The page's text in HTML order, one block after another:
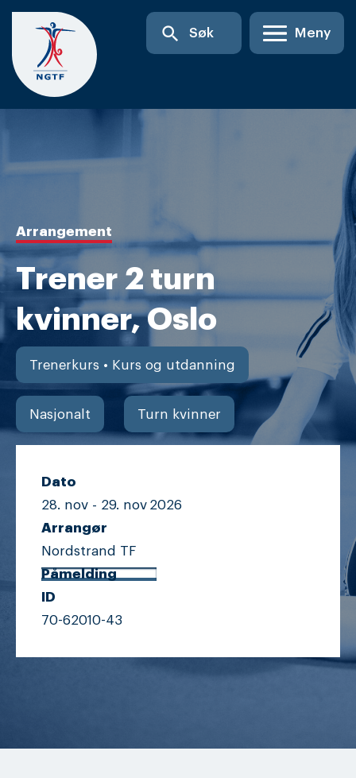
Skip
content
search Søk Meny
Arrangement
Trener 2 turn
kvinner, Oslo
Trenerkurs • Kurs og utdanning
Nasjonalt Turn kvinner
Dato
28. nov - 29. nov 2026
Arrangør
Nordstrand TF
Påmelding
ID
70-62010-43